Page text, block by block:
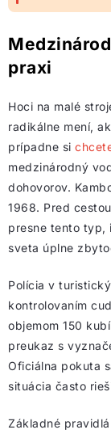
praxi
Hoci na malé
radikálne mení,
prípadne si
medzinárodný
dohovorov.
1968. Pred
presne tento typ,
sveta úplne
Polícia v
kontrolovaním
objemom 150
preukaz s
Oficiálna pokuta
situácia často
Základné